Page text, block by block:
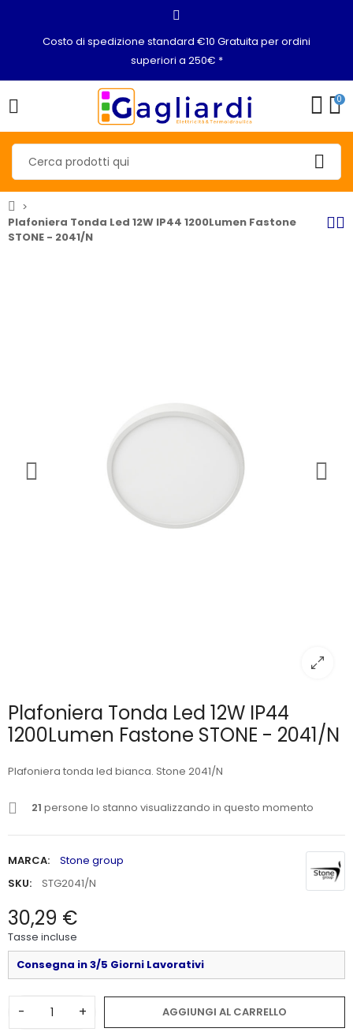
Costo di spedizione standard €10 Gratuita per ordini
superiori a 250€ *
0
Plafoniera Tonda Led 12W IP44 1200Lumen Fastone
STONE - 2041/N
Plafoniera Tonda Led 12W IP44
1200Lumen Fastone STONE - 2041/N
Plafoniera tonda led bianca. Stone 2041/N
21 persone lo stanno visualizzando in questo momento
MARCA:
Stone group
SKU:
STG2041/N
30,29 €
Tasse incluse
Consegna in 3/5 Giorni Lavorativi
- + AGGIUNGI AL CARRELLO